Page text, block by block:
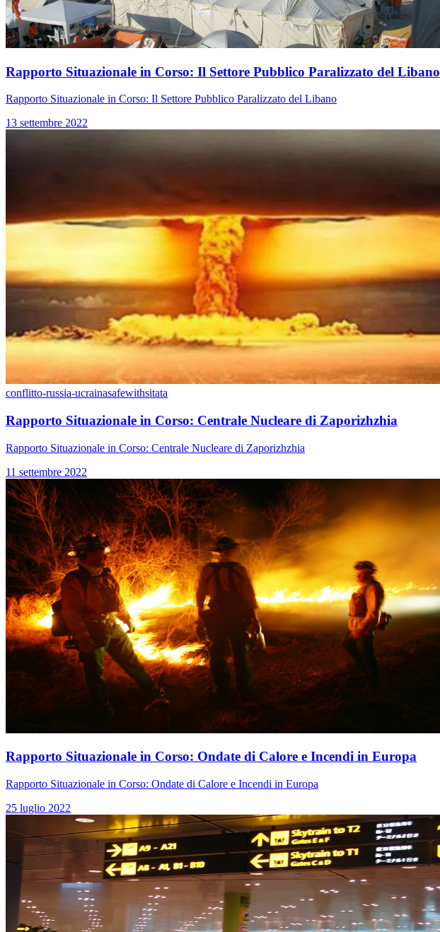
Rapporto Situazionale in Corso: Il Settore Pubblico Paralizzato del Libano
Rapporto Situazionale in Corso: Il Settore Pubblico Paralizzato del Libano
13 settembre 2022
conflitto-russia-ucrainasafewithsitata
Rapporto Situazionale in Corso: Centrale Nucleare di Zaporizhzhia
Rapporto Situazionale in Corso: Centrale Nucleare di Zaporizhzhia
11 settembre 2022
Rapporto Situazionale in Corso: Ondate di Calore e Incendi in Europa
Rapporto Situazionale in Corso: Ondate di Calore e Incendi in Europa
25 luglio 2022